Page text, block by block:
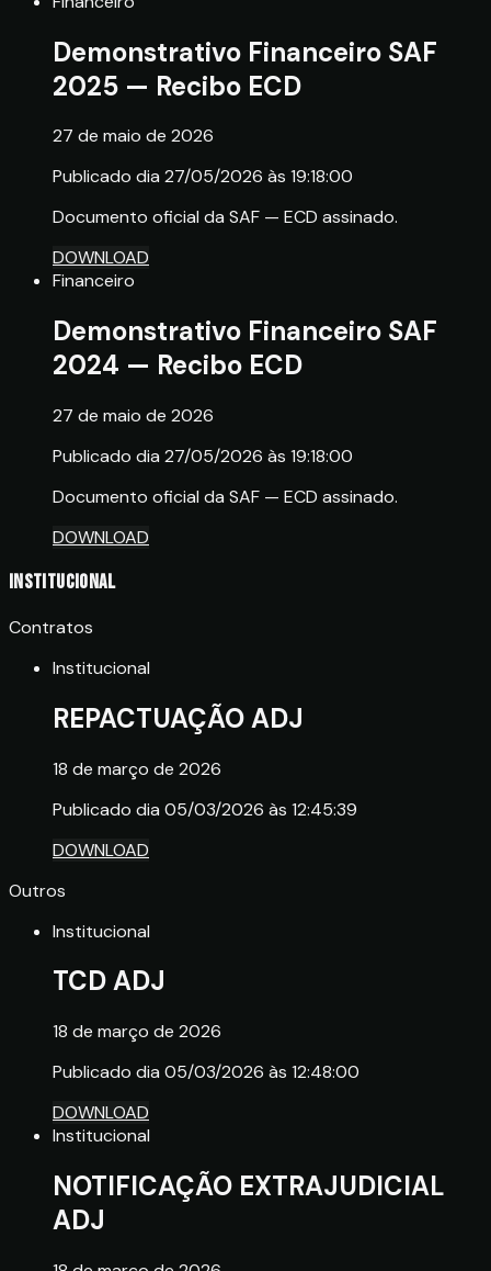
Demonstrativo Financeiro SAF
2025 — Recibo ECD
27 de maio de 2026
Publicado dia 27/05/2026 às 19:18:00
Documento oficial da SAF — ECD assinado.
DOWNLOAD
Financeiro
Demonstrativo Financeiro SAF
2024 — Recibo ECD
27 de maio de 2026
Publicado dia 27/05/2026 às 19:18:00
Documento oficial da SAF — ECD assinado.
DOWNLOAD
Institucional
Contratos
Institucional
REPACTUAÇÃO ADJ
18 de março de 2026
Publicado dia 05/03/2026 às 12:45:39
DOWNLOAD
Outros
Institucional
TCD ADJ
18 de março de 2026
Publicado dia 05/03/2026 às 12:48:00
DOWNLOAD
Institucional
NOTIFICAÇÃO EXTRAJUDICIAL
ADJ